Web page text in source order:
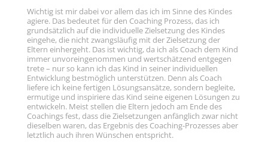
Wichtig ist mir dabei vor allem das ich im Sinne des Kindes
agiere. Das bedeutet für den Coaching Prozess, das ich
grundsätzlich auf die individuelle Zielsetzung des Kindes
eingehe, die nicht zwangsläufig mit der Zielsetzung der
Eltern einhergeht. Das ist wichtig, da ich als Coach dem Kind
immer unvoreingenommen und wertschätzend entgegen
trete – nur so kann ich das Kind in seiner individuellen
Entwicklung bestmöglich unterstützen. Denn als Coach
liefere ich keine fertigen Lösungsansätze, sondern begleite,
ermutige und inspiriere das Kind seine eigenen Lösungen zu
entwickeln. Meist stellen die Eltern jedoch am Ende des
Coachings fest, dass die Zielsetzungen anfänglich zwar nicht
dieselben waren, das Ergebnis des Coaching-Prozesses aber
letztlich auch ihren Wünschen entspricht.